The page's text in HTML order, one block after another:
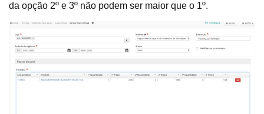
da opção 2º e 3º não podem ser maior que o 1º.